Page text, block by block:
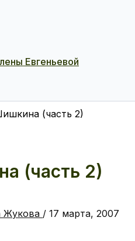
Евгеньевой
(часть 2)
(часть 2)
Жукова / 17 марта, 2007